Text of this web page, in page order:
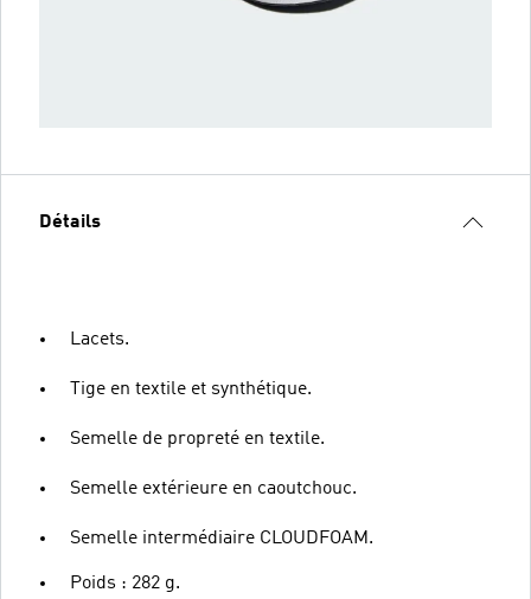
Détails
Lacets.
Tige en textile et synthétique.
Semelle de propreté en textile.
Semelle extérieure en caoutchouc.
Semelle intermédiaire CLOUDFOAM.
Poids : 282 g.